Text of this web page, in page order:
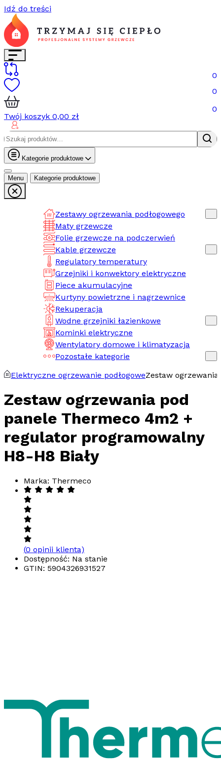
Idź do treści
0
0
0
Twój koszyk 0,00 zł
Szukaj:
Kategorie produktowe
Menu Kategorie produktowe
Zestawy ogrzewania podłogowego
Maty grzewcze
Folie grzewcze na podczerwień
Kable grzewcze
Regulatory temperatury
Grzejniki i konwektory elektryczne
Piece akumulacyjne
Kurtyny powietrzne i nagrzewnice
Rekuperacja
Wodne grzejniki łazienkowe
Kominki elektryczne
Wentylatory domowe i klimatyzacja
Pozostałe kategorie
Elektryczne ogrzewanie podłogoweZestaw
Zestaw ogrzewania pod
panele Thermeco 4m2 +
regulator programowalny
H8-H8 Biały
Marka: Thermeco
(0 opinii klienta)
Dostępność: Na stanie
GTIN: 5904326931527